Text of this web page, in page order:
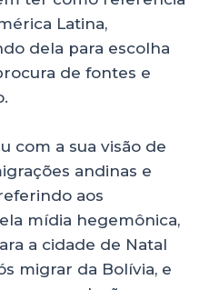
Latina,
dela para escolha
de fontes e
com a sua visão de
andinas e
aos
mídia hegemônica,
a cidade de Natal
migrar da Bolívia, e